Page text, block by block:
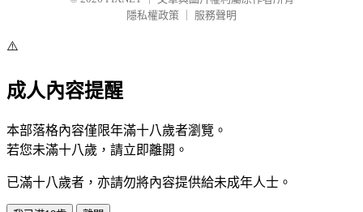
隱私權政策
服務聲明
⚠️
成人內容提醒
本部落格內容僅限年滿十八歲者瀏覽。
若您未滿十八歲，請立即離開。
已滿十八歲者，亦請勿將內容提供給未成年人士。